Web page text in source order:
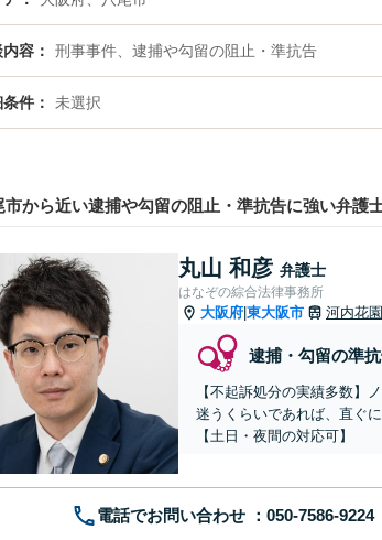
内容 刑事事件、逮捕や勾留の阻止・準抗告
条件 未選択
市から近い逮捕や勾留の阻止・準抗告に強い弁護
丸山 和彦 弁護士
はなぞの綜合法律事務所
大阪府 東大阪市 河内花
逮捕・勾留の準
【不起訴処分の実績多数】
迷うくらいであれば、直ぐ
【土日・夜間の対応可】
電話でお問い合わせ